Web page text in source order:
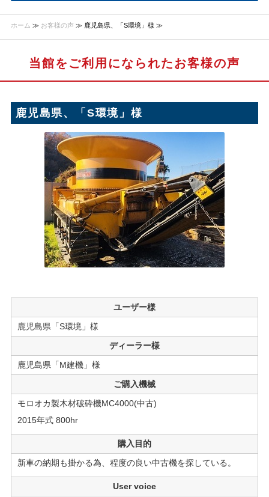
ホーム ≫ お客様の声≫ 鹿児島県、「S環境」様 ≫
当館をご利用になられたお客様の声
鹿児島県、「S環境」様
ユーザー様
鹿児島県「S環境」様
ディーラー様
鹿児島県「M建機」様
ご購入機械
モロオカ製木材破砕機MC4000(中古)
2015年式 800hr
購入目的
新車の納期も掛かる為、程度の良い中古機を探している。
User voice